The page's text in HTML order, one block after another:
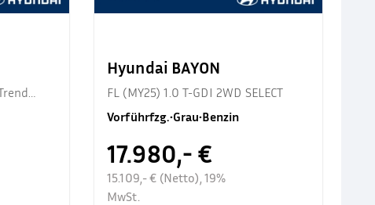
Hyundai BAYON
FL (MY25) 1.0 T-GDI 2WD SELECT
Vorführfzg.•Grau•Benzin
17.980,- €
15.109,- € (Netto), 19%
MwSt.